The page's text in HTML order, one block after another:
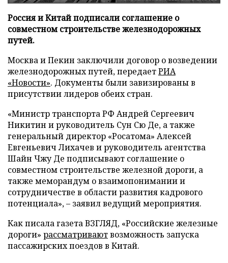
Россия и Китай подписали соглашение о
совместном строительстве железнодорожных
путей.
Москва и Пекин заключили договор о возведении
железнодорожных путей, передаетРИА
«Новости». Документы были завизированы в
присутствии лидеров обеих стран.
«Министр транспорта РФ Андрей Сергеевич
Никитин и руководитель Сун Сю Де, а также
генеральный директор «Росатома» Алексей
Евгеньевич Лихачев и руководитель агентства
Шайн Чжу Де подписывают соглашение о
совместном строительстве железной дороги, а
также меморандум о взаимопонимании и
сотрудничестве в области развития кадрового
потенциала», – заявил ведущий мероприятия.
Как писала газета ВЗГЛЯД, «Российские железные
дороги» рассматриваютвозможность запуска
пассажирских поездов в Китай.